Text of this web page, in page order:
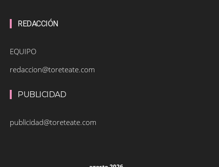
REDACCIÓN
EQUIPO
redaccion@toreteate.com
PUBLICIDAD
publicidad@toreteate.com